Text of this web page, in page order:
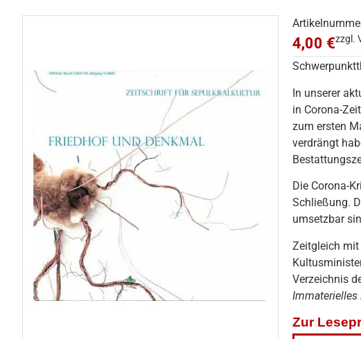
4,00 €zzgl.
In unserer
in Corona-
zum ersten
verdrängt
Die Corona-
Schließung.
umsetzbar
Zeitgleich mit
Verzeichnis
Immaterielles
Zur